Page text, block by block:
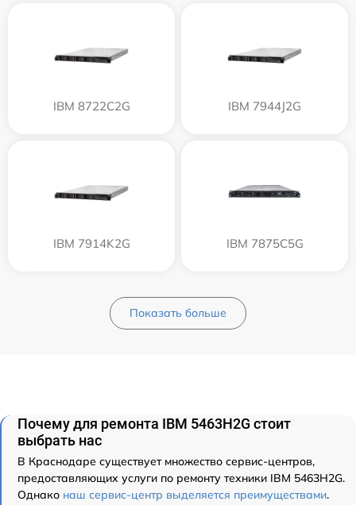
IBM 8722C2G IBM 7944J2G
IBM 7914K2G IBM 7875C5G
Показать больше
Почему для ремонта IBM 5463H2G стоит
выбрать нас
В Краснодаре существует множество сервис-центров,
предоставляющих услуги по ремонту техники IBM 5463H2G.
Однако наш сервис-центр выделяется преимуществами.